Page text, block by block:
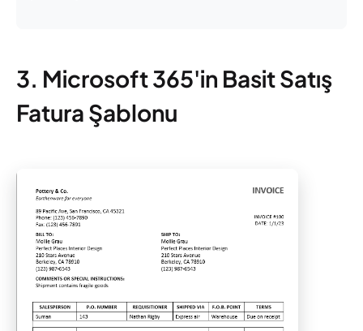
3. Microsoft 365'in Basit Satış
Fatura Şablonu